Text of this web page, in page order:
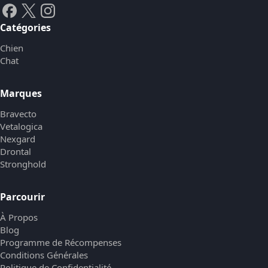
Catégories
Chien
Chat
Marques
Bravecto
Vetalogica
Nexgard
Drontal
Stronghold
Parcourir
À Propos
Blog
Programme de Récompenses
Conditions Générales